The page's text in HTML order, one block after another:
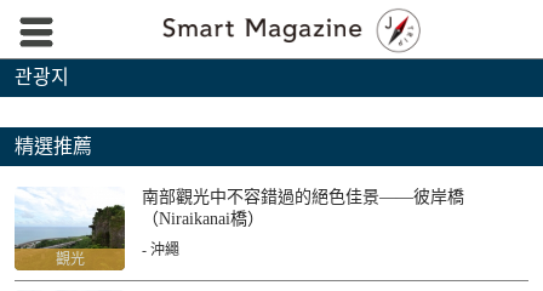
관광지
精選推薦
觀光
南部觀光中不容錯過的絕色佳景——彼岸橋
（Niraikanai橋）
- 沖繩